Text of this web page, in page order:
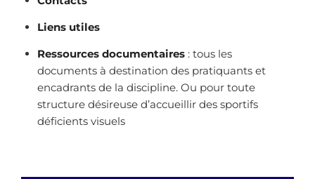
Liens utiles
Ressources documentaires : tous les
documents à destination des pratiquants et
encadrants de la discipline. Ou pour toute
structure désireuse d’accueillir des sportifs
déficients visuels